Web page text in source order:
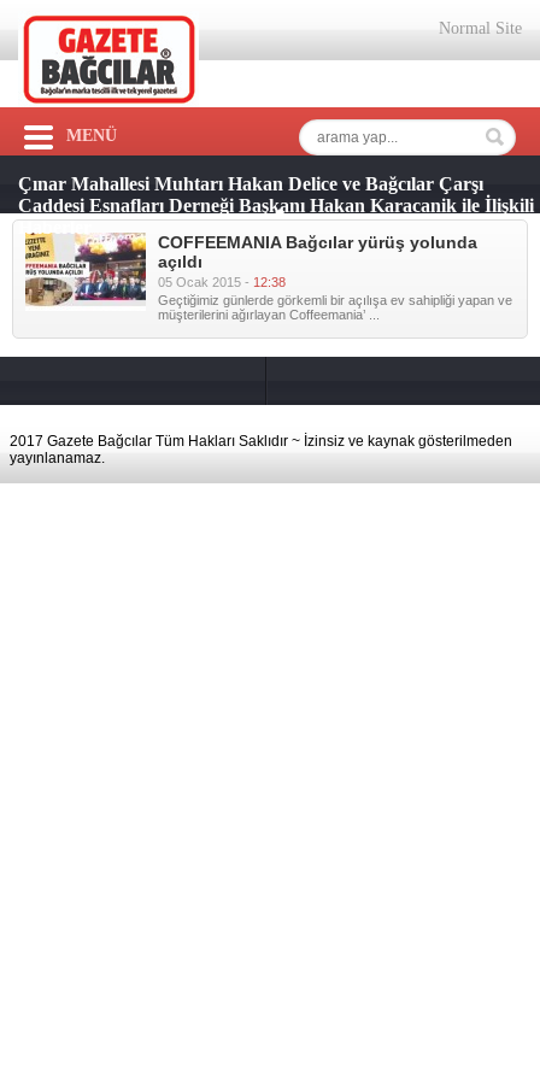
Normal Site
MENÜ
Çınar Mahallesi Muhtarı Hakan Delice ve Bağcılar Çarşı
Caddesi Esnafları Derneği Başkanı Hakan Karacanik ile İlişkili
Haberler
COFFEEMANIA Bağcılar yürüş yolunda
açıldı
05 Ocak 2015 - 12:38
Geçtiğimiz günlerde görkemli bir açılışa ev sahipliği yapan ve
müşterilerini ağırlayan Coffeemania’ ...
2017 Gazete Bağcılar Tüm Hakları Saklıdır ~ İzinsiz ve kaynak gösterilmeden
yayınlanamaz.